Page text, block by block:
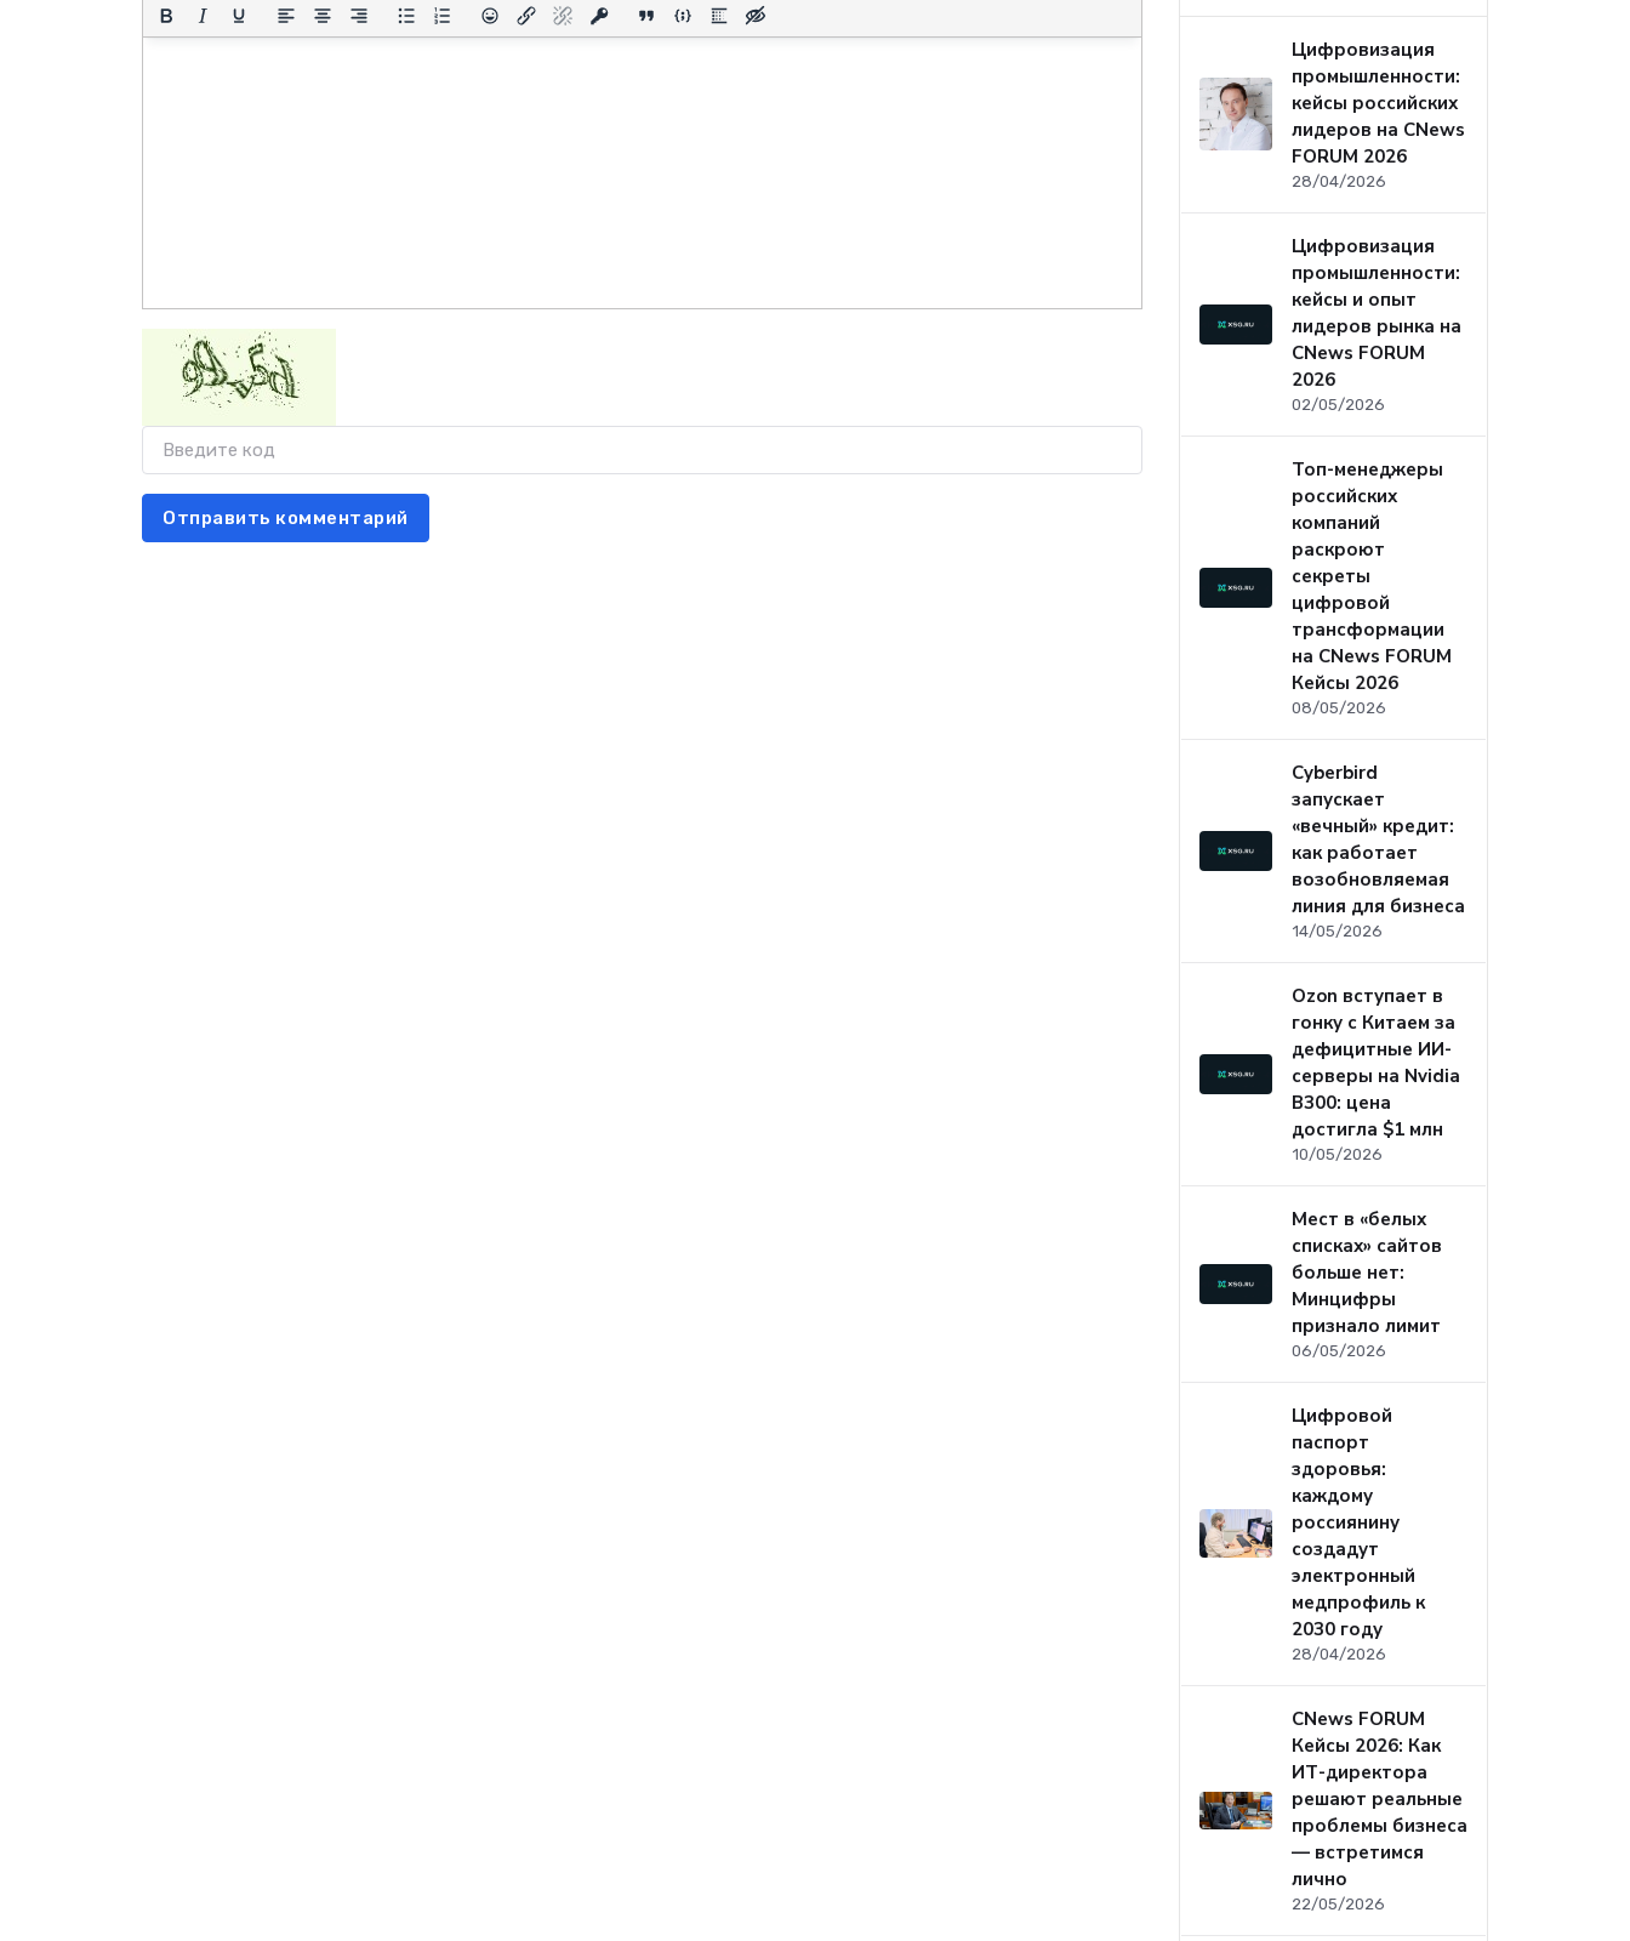
Отправить комментарий
Цифровизация
промышленности:
кейсы российских
лидеров на CNews
FORUM 2026
28/04/2026
Цифровизация
промышленности:
кейсы и опыт
лидеров рынка на
CNews FORUM
2026
02/05/2026
Топ-менеджеры
российских
компаний
раскроют
секреты
цифровой
трансформации
на CNews FORUM
Кейсы 2026
08/05/2026
Cyberbird
запускает
«вечный» кредит:
как работает
возобновляемая
линия для бизнеса
14/05/2026
Ozon вступает в
гонку с Китаем за
дефицитные ИИ-
серверы на Nvidia
B300: цена
достигла $1 млн
10/05/2026
Мест в «белых
списках» сайтов
больше нет:
Минцифры
признало лимит
06/05/2026
Цифровой
паспорт
здоровья:
каждому
россиянину
создадут
электронный
медпрофиль к
2030 году
28/04/2026
CNews FORUM
Кейсы 2026: Как
ИТ-директора
решают реальные
проблемы бизнеса
— встретимся
лично
22/05/2026